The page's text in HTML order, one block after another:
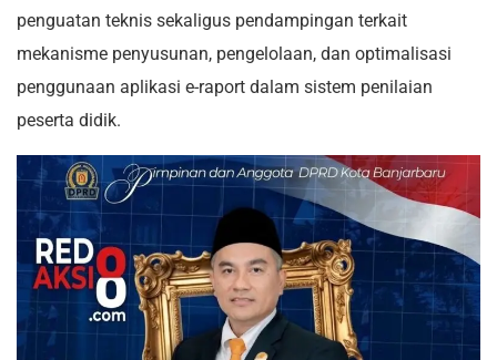
penguatan teknis sekaligus pendampingan terkait
mekanisme penyusunan, pengelolaan, dan optimalisasi
penggunaan aplikasi e-raport dalam sistem penilaian
peserta didik.